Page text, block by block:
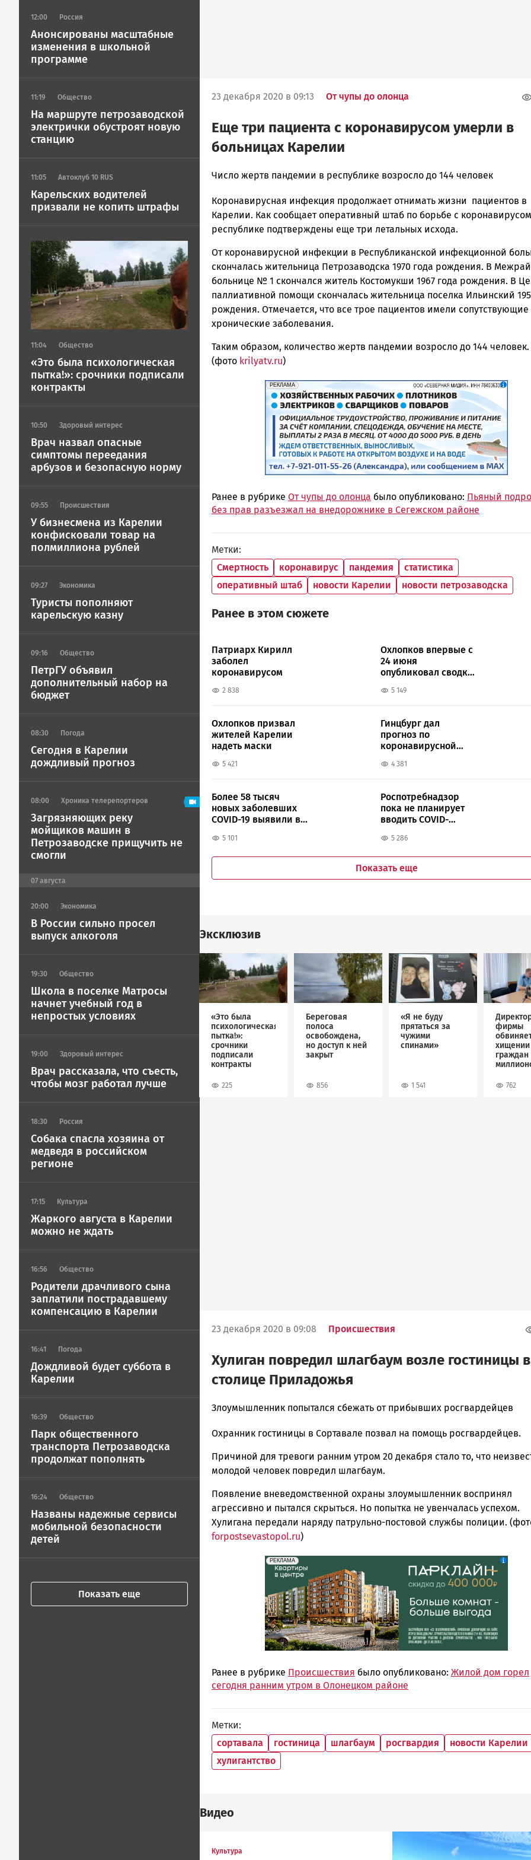
12:00 Россия
Анонсированы масштабные
изменения в школьной
программе
11:19 Общество
На маршруте петрозаводской
электрички обустроят новую
станцию
11:05 Автоклуб 10 RUS
Карельских водителей
призвали не копить штрафы
Image
11:04 Общество
«Это была психологическая
пытка!»: срочники подписали
контракты
10:50 Здоровый интерес
Врач назвал опасные
симптомы переедания
арбузов и безопасную норму
09:55 Происшествия
У бизнесмена из Карелии
конфисковали товар на
полмиллиона рублей
09:27 Экономика
Туристы пополняют
карельскую казну
09:16 Общество
ПетрГУ объявил
дополнительный набор на
бюджет
08:30 Погода
Сегодня в Карелии
дождливый прогноз
08:00 Хроника телерепортеров
Загрязняющих реку
мойщиков машин в
Петрозаводске прищучить не
смогли
07 августа
20:00 Экономика
В России сильно просел
выпуск алкоголя
19:30 Общество
Школа в поселке Матросы
начнет учебный год в
непростых условиях
19:00 Здоровый интерес
Врач рассказала, что съесть,
чтобы мозг работал лучше
18:30 Россия
Собака спасла хозяина от
медведя в российском
регионе
17:15 Культура
Жаркого августа в Карелии
можно не ждать
16:56 Общество
Родители драчливого сына
заплатили пострадавшему
компенсацию в Карелии
16:41 Погода
Дождливой будет суббота в
Карелии
16:39 Общество
Парк общественного
транспорта Петрозаводска
продолжат пополнять
16:24 Общество
Названы надежные сервисы
мобильной безопасности
детей
Показать еще
23 декабря 2020 в 09:13 От чупы до олонца
Еще три пациента с коронавирусом умерли в
больницах Карелии
Корректор
Петрозаводска
и
Карелии
Петрозаводск
ГОВОРИТ
Число жертв пандемии в республике возросло до 144 человек
Коронавирусная инфекция продолжает отнимать жизни пациентов в
Карелии. Как сообщает оперативный штаб по борьбе с
республике подтверждены еще три летальных исхода.
От коронавирусной инфекции в Республиканской инфекционной
скончалась жительница Петрозаводска 1970 года рождения. В
больнице № 1 скончался житель Костомукши 1967 года рождения. В
паллиативной помощи скончалась жительница поселка Ильинский
рождения. Отмечается, что все трое пациентов имели сопутствующие
хронические заболевания.
Таким образом, количество жертв пандемии возросло до 144 человек.
(фото krilyatv.ru)
erid: 2SDnjf467GP
РЕКЛАМА
Реклама
Ранее в рубрике От чупы до олонца было опубликовано: Пьяный
без прав разъезжал на внедорожнике в Сегежском районе
Метки
Смертность
коронавирус пандемия
статистика
оперативный штаб
новости Карелии новости петрозаводска
Ранее в этом сюжете
Патриарх Кирилл
заболел
коронавирусом
2 838
Охлопков впервые с
24 июня
опубликовал сводку
5 149
Охлопков призвал
жителей Карелии
надеть маски
5 421
Гинцбург дал
прогноз по
коронавирусной
4 381
Более 58 тысяч
новых заболевших
COVID-19 выявили в
5 101
Роспотребнадзор
пока не планирует
вводить COVID-
Карелии
5 286
Показать еще
Эксклюзив
Image
«Это была
психологическая
пытка!»:
срочники
подписали
контракты
225
Береговая
полоса
освобождена,
но доступ к ней
закрыт
856
Image
«Я не буду
прятаться за
чужими
спинами»
1 541
фирмы
хищении
граждан
762
23 декабря 2020 в 09:08 Происшествия
Хулиган повредил шлагбаум возле гостиницы в
столице Приладожья
Корректор
Петрозаводска
Карелии
|
ГОВОРИТ
Злоумышленник попытался сбежать от прибывших росгвардейцев
Охранник гостиницы в Сортавале позвал на помощь росгвардейцев.
Причиной для тревоги ранним утром 20 декабря стало то, что
молодой человек повредил шлагбаум.
Появление вневедомственной охраны злоумышленник воспринял
агрессивно и пытался скрыться. Но попытка не увенчалась успехом.
Хулигана передали наряду патрульно-постовой службы полиции.
forpostsevastopol.ru)
erid: 2SDnjdeSPnB
РЕКЛАМА
Реклама
Ранее в рубрике Происшествия было опубликовано: Жилой дом горел
сегодня ранним утром в Олонецком районе
Метки
сортавала
гостиница шлагбаум росгвардия
новости Карелии
хулигантство
Видео
Культура